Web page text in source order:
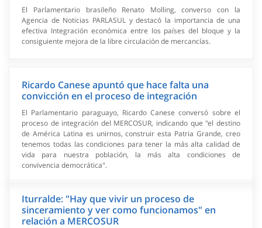
El Parlamentario brasileño Renato Molling, converso con la
Agencia de Noticias PARLASUL y destacó la importancia de una
efectiva Integración económica entre los países del bloque y la
consiguiente mejora de la libre circulación de mercancías.
Ricardo Canese apuntó que hace falta una
convicción en el proceso de integración
El Parlamentario paraguayo, Ricardo Canese conversó sobre el
proceso de integración del MERCOSUR, indicando que "el destino
de América Latina es unirnos, construir esta Patria Grande, creo
tenemos todas las condiciones para tener la más alta calidad de
vida para nuestra población, la más alta condiciones de
convivencia democrática".
Iturralde: "Hay que vivir un proceso de
sinceramiento y ver como funcionamos" en
relación a MERCOSUR